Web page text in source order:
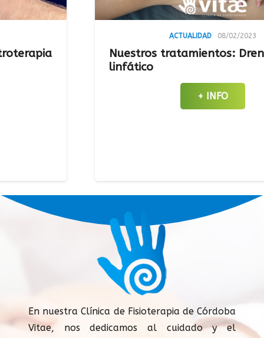
ACTUALIDAD 08/02/2023
Nuestros tratamientos: Drenaje
linfático
En nuestra Clínica de Fisioterapia de Córdoba
Vitae, nos dedicamos al cuidado y el